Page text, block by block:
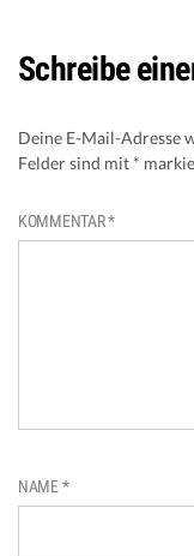
Schreibe
Deine E-Mail-Adresse
Felder sind mit *
KOMMENTAR*
NAME*